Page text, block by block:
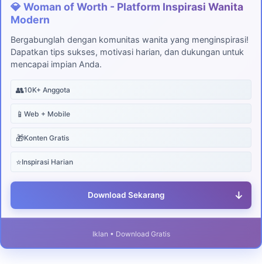
💎 Woman of Worth - Platform Inspirasi Wanita
Modern
Bergabunglah dengan komunitas wanita yang menginspirasi!
Dapatkan tips sukses, motivasi harian, dan dukungan untuk
mencapai impian Anda.
👥10K+ Anggota
📱 Web + Mobile
🎁Konten Gratis
⭐Inspirasi Harian
Download Sekarang ↓
Iklan • Download Gratis